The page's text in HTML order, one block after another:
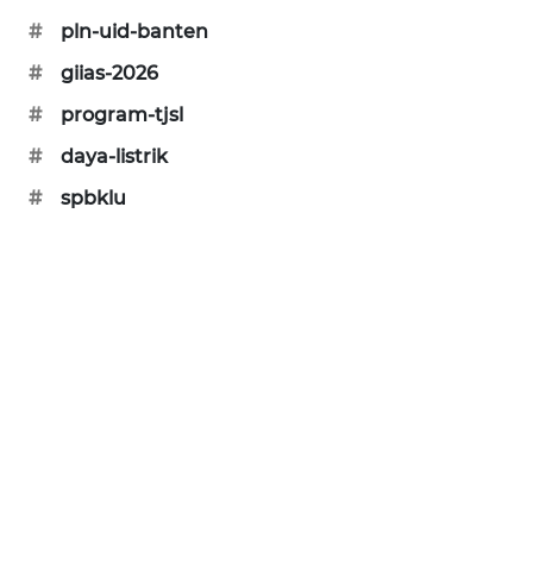
#
pln-uid-banten
#
giias-2026
#
program-tjsl
#
daya-listrik
#
spbklu
KOPEKLIN
PORTAL
KONSUMEN